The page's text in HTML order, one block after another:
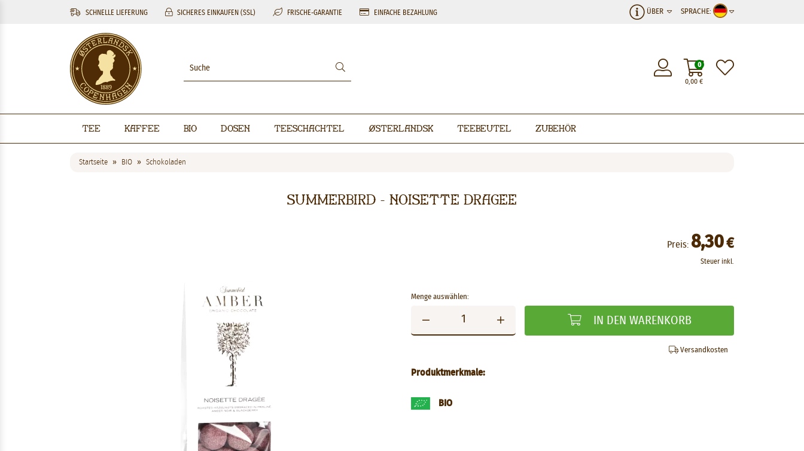
SCHNELLE LIEFERUNG SICHERES EINKAUFEN (SSL) FRISCHE-GARANTIE EINFACHE BEZAHLUNG SPRACHE:
ÜBER
0,00€
0
Tee Kaffee BIO Dosen Teeschachtel Østerlandsk Teebeutel Zubehör
Startseite BIO Schokoladen
Summerbird - Noisette Dragee
Preis: 8,30€
Steuer inkl.
Menge auswählen:
IN DEN WARENKORB
Versandkosten
Produktmerkmale:
BIO